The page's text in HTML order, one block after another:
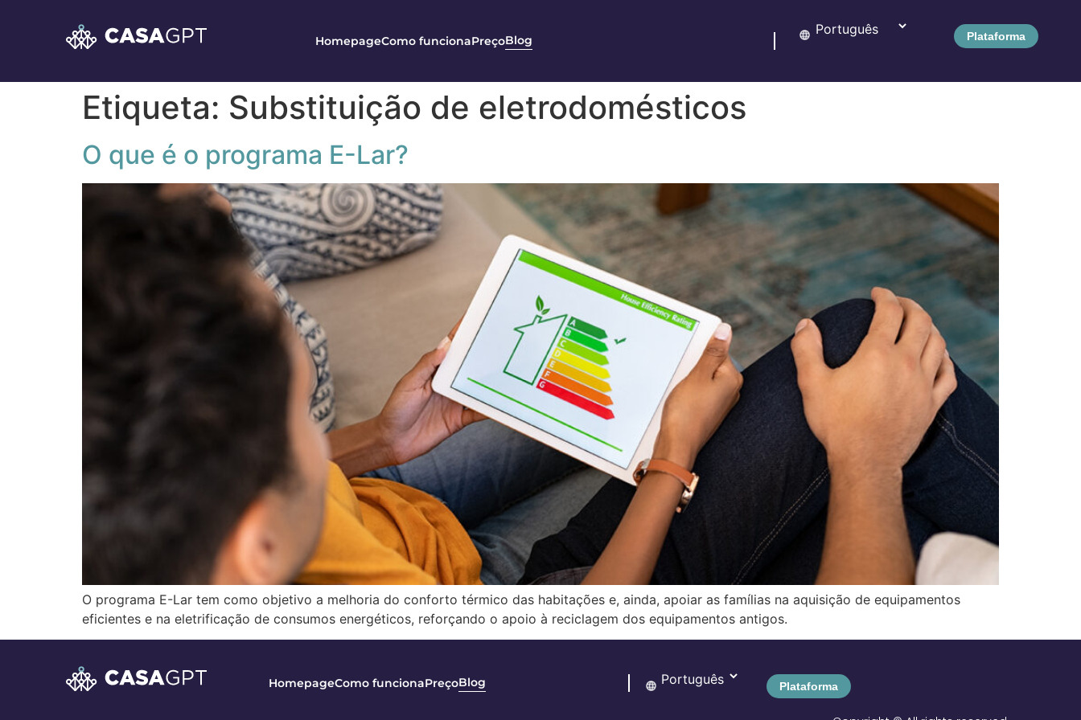
HomepageComo funcionaPreçoBlog Plataforma
Etiqueta: Substituição de eletrodomésticos
O que é o programa E-Lar?
O programa E-Lar tem como objetivo a melhoria do conforto térmico das habitações e, ainda, apoiar as famílias na aquisição de equipamentos
eficientes e na eletrificação de consumos energéticos, reforçando o apoio à reciclagem dos equipamentos antigos.
HomepageComo funcionaPreçoBlog Plataforma